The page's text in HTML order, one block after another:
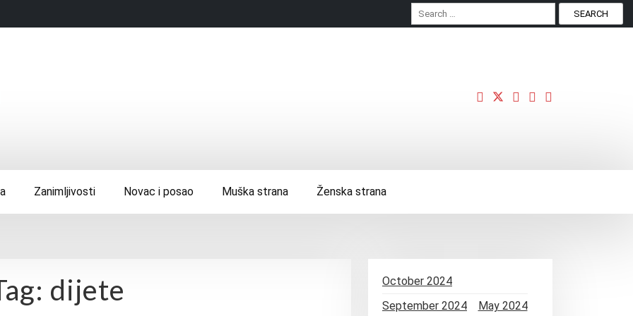
e
Zanimljivosti Novac i posao Muška strana Ženska strana
dijete
October 2024
September 2024
May 2024